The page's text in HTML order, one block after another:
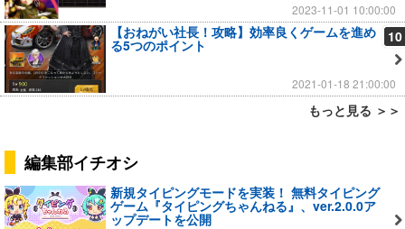
2023-11-01 10:00:00
10
【おねがい社長！攻略】効率良くゲームを進め
る5つのポイント
2021-01-18 21:00:00
もっと見る ＞＞
編集部イチオシ
新規タイピングモードを実装！ 無料タイピング
ゲーム『タイピングちゃんねる』、ver.2.0.0ア
ップデートを公開